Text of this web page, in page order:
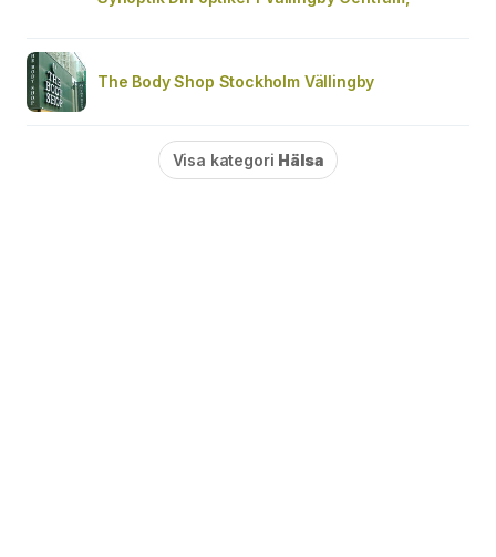
The Body Shop Stockholm Vällingby
Visa kategori Hälsa